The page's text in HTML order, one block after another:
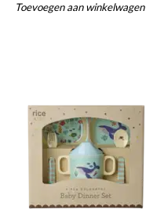
Toevoegen aan winkelwagen